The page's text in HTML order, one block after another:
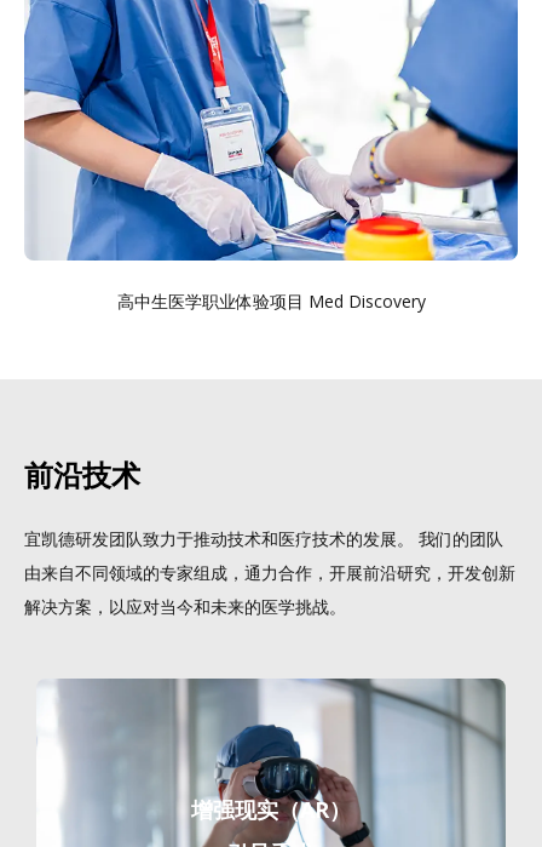
高中生医学职业体验项目 Med Discovery
前沿技术
宜凯德研发团队致力于推动技术和医疗技术的发展。 我们的团队
由来自不同领域的专家组成，通力合作，开展前沿研究，开发创新
解决方案，以应对当今和未来的医学挑战。
增强现实（AR）